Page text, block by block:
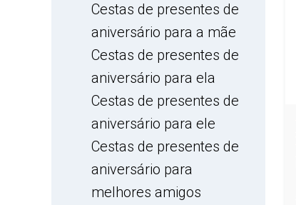
Cestas de presentes de
aniversário para a mãe
Cestas de presentes de
aniversário para ela
Cestas de presentes de
aniversário para ele
Cestas de presentes de
aniversário para
melhores amigos